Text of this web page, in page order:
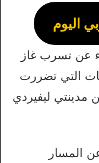
اليوم
عن تسرب غاز
التي تضررت
مدينتي ليفيردي
المسار